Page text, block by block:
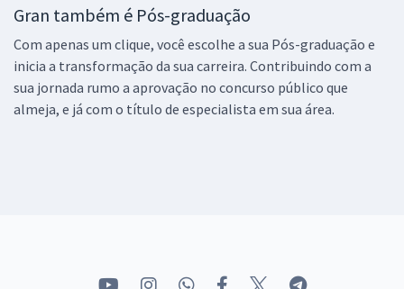
Gran também é Pós-graduação
Com apenas um clique, você escolhe a sua Pós-graduação e
inicia a transformação da sua carreira. Contribuindo com a
sua jornada rumo a aprovação no concurso público que
almeja, e já com o título de especialista em sua área.